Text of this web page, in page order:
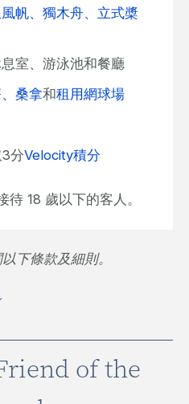
帆、獨木舟、立式槳
室、游泳池和餐廳
桑拿和租用網球場
分Velocity積分
18 歲以下的客人。
下條款及細則。
of the